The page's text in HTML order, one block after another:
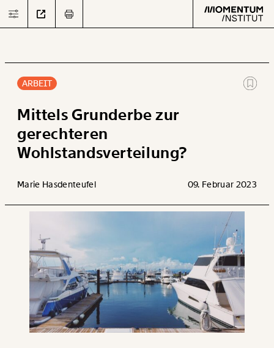
Arbeit
Verteilung
Klima
Datensätze
Paper der Woche
Projekte
Kürzungslandkarte
Erbschaftssteuer-Rechner
Koalitions-Kompass
Text second
ARBEIT
Mittels Grunderbe zur
gerechteren
Wohlstandsverteilung?
Marie Hasdenteufel 09. Februar 2023